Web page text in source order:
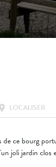
LOCALISER
de ce bourg
joli jardin clos